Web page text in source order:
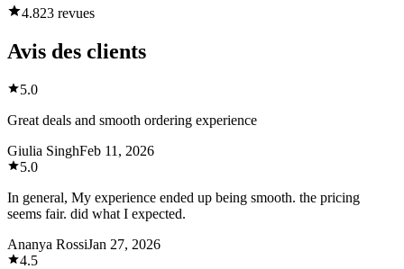
4.823 revues
Avis des clients
5.0
Great deals and smooth ordering experience
Giulia SinghFeb 11, 2026
5.0
In general, My experience ended up being smooth. the pricing
seems fair. did what I expected.
Ananya RossiJan 27, 2026
4.5